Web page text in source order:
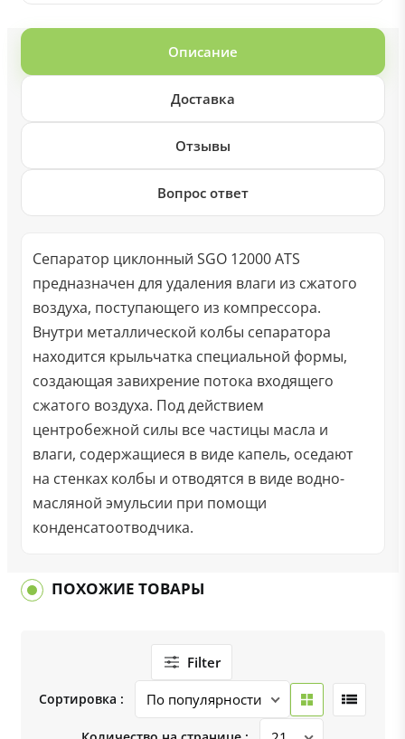
Описание
Доставка
Отзывы
Вопрос ответ
Сепаратор циклонный SGO 12000 ATS
предназначен для удаления влаги из сжатого
воздуха, поступающего из компрессора.
Внутри металлической колбы сепаратора
находится крыльчатка специальной формы,
создающая завихрение потока входящего
сжатого воздуха. Под действием
центробежной силы все частицы масла и
влаги, содержащиеся в виде капель, оседают
на стенках колбы и отводятся в виде водно-
масляной эмульсии при помощи
конденсатоотводчика.
ПОХОЖИЕ ТОВАРЫ
Filter
Сортировка :